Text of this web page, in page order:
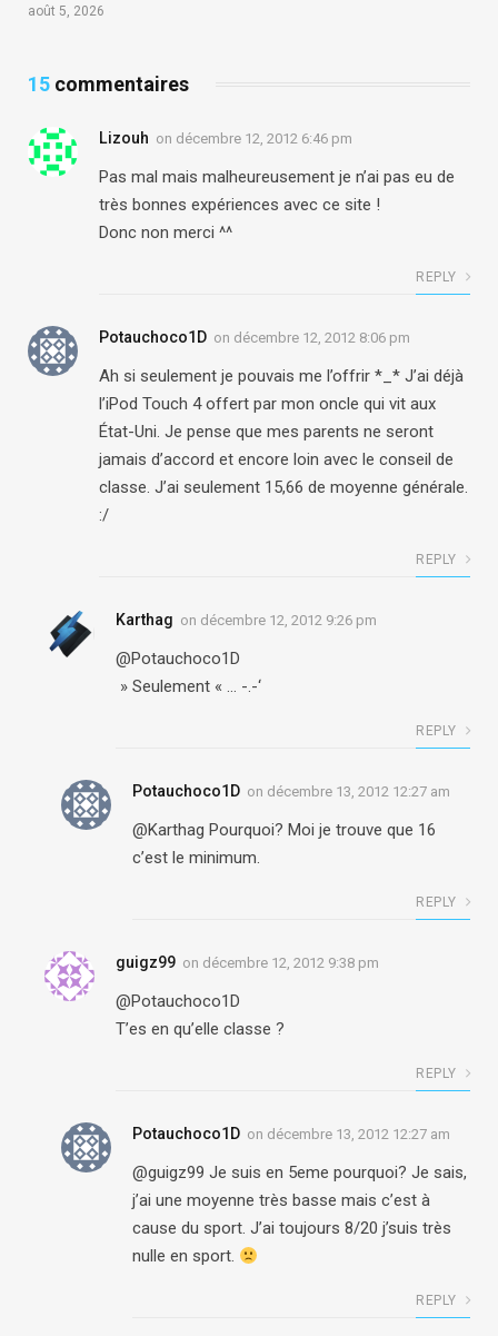
août 5, 2026
15 commentaires
Lizouh on décembre 12, 2012 6:46 pm
Pas mal mais malheureusement je n’ai pas eu de
très bonnes expériences avec ce site !
Donc non merci ^^
REPLY
Potauchoco1D on décembre 12, 2012 8:06 pm
Ah si seulement je pouvais me l’offrir *_* J’ai déjà
l’iPod Touch 4 offert par mon oncle qui vit aux
État-Uni. Je pense que mes parents ne seront
jamais d’accord et encore loin avec le conseil de
classe. J’ai seulement 15,66 de moyenne générale.
:/
REPLY
Karthag on décembre 12, 2012 9:26 pm
@Potauchoco1D
» Seulement « … -.-‘
REPLY
Potauchoco1D on décembre 13, 2012 12:27 am
@Karthag Pourquoi? Moi je trouve que 16
c’est le minimum.
REPLY
guigz99 on décembre 12, 2012 9:38 pm
@Potauchoco1D
T’es en qu’elle classe ?
REPLY
Potauchoco1D on décembre 13, 2012 12:27 am
@guigz99 Je suis en 5eme pourquoi? Je sais,
j’ai une moyenne très basse mais c’est à
cause du sport. J’ai toujours 8/20 j’suis très
nulle en sport.
REPLY